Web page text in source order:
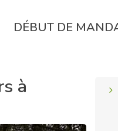
DÉBUT DE
à